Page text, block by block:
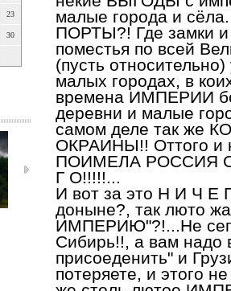
23
30
малые города и
ПОРТЫ?! Где замки
поместья по всей
(пусть
малых городах, в
времена ИМПЕРИИ
деревни и малые
самом деле так же
ОКРАИНЫ!! Оттого и
ПОИМЕЛА РОССИЯ
Г О!!!!!...
И вот за это Н И Ч Е
доныне?, так люто
ИМПЕРИЮ"?!...Не
Сибирь!!, а вам надо
присоеденить" и
потеряете, и этого